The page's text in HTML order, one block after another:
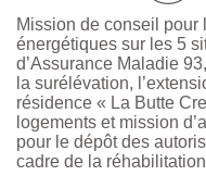
Mission de conseil pour
énergétiques sur les 5
d’Assurance Maladie
la surélévation,
résidence « La Butte
logements et mission
pour le dépôt des
cadre de la